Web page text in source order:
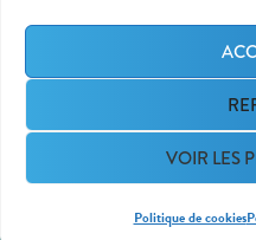
VOIR LES
Politique de cookies
40 avenue de la
69340 Francheville
Site web réalisé en France, parRomain